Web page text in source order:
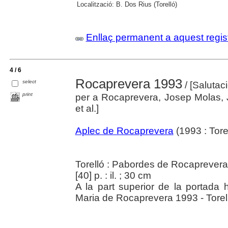
Localització: B. Dos Rius (Torelló)
Enllaç permanent a aquest
4 / 6
select
print
Rocaprevera 1993/
per a Rocaprevera, Josep
et al.]
Aplec de Rocaprevera(1993 :
Torelló : Pabordes de
[40] p. : il. ; 30 cm
A la part superior de la portada
Maria de Rocaprevera 1993 -